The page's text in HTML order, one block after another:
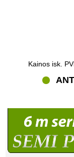
Kainos isk.